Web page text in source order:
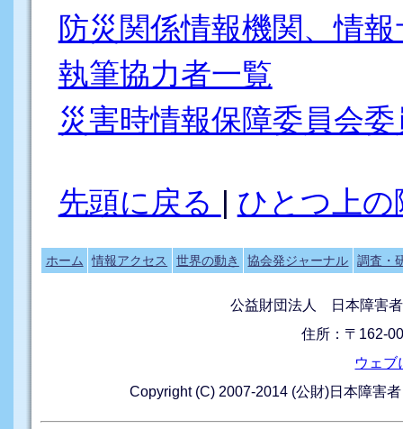
防災関係情報機関、情
執筆協力者一覧
災害時情報保障委員会
先頭に戻る | ひとつ上の
ホーム 情報アクセス 世界の動き 協会発ジャーナル 調査・
公益財団法人 日本障害
住所：〒162-
ウェブ
Copyright (C) 2007-2014 (公財)日本障害